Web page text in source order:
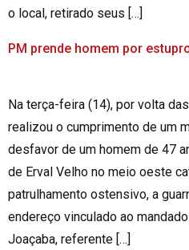
o local, retirado seus […]
PM prende homem por
Na terça-feira (14), por volta
realizou o cumprimento de um
desfavor de um homem de 47
de Erval Velho no meio oeste
patrulhamento ostensivo, a
endereço vinculado ao
Joaçaba, referente […]